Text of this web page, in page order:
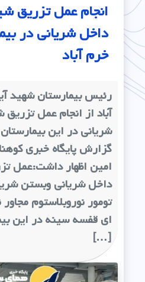
انجام عمل تزریق
داخل شریانی در
خرم آباد
رئیس بیمارستان شهید
آباد از انجام عمل
شریانی در این
گزارش پایگاه خبری
امین اظهار داشت:عمل
داخل شریانی وبستن
تومور نوروبلاستوم
ای قفسه سینه در این
[…]